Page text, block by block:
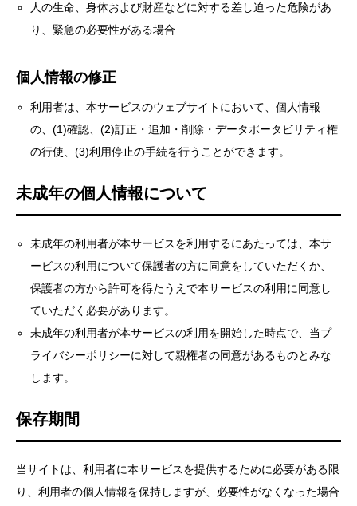
人の生命、身体および財産などに対する差し迫った危険があ
り、緊急の必要性がある場合
個人情報の修正
利用者は、本サービスのウェブサイトにおいて、個人情報
の、(1)確認、(2)訂正・追加・削除・データポータビリティ権
の行使、(3)利用停止の手続を行うことができます。
未成年の個人情報について
未成年の利用者が本サービスを利用するにあたっては、本サ
ービスの利用について保護者の方に同意をしていただくか、
保護者の方から許可を得たうえで本サービスの利用に同意し
ていただく必要があります。
未成年の利用者が本サービスの利用を開始した時点で、当プ
ライバシーポリシーに対して親権者の同意があるものとみな
します。
保存期間
当サイトは、利用者に本サービスを提供するために必要がある限
り、利用者の個人情報を保持しますが、必要性がなくなった場合